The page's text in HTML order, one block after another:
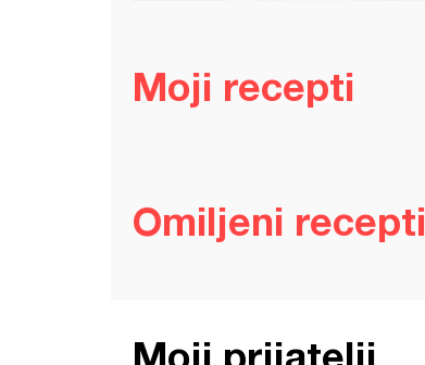
Moji recepti
Omiljeni recepti